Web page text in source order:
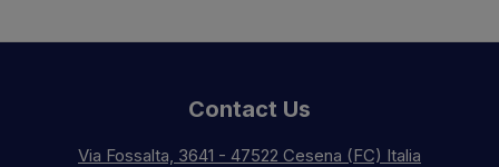
Contact Us
Via Fossalta, 3641 - 47522 Cesena (FC) Italia